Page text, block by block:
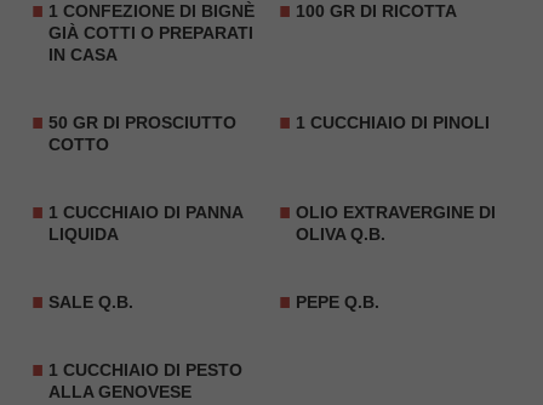
1 CONFEZIONE DI BIGNÈ
GIÀ COTTI O PREPARATI
IN CASA
100 GR DI RICOTTA
50 GR DI PROSCIUTTO
COTTO
1 CUCCHIAIO DI PINOLI
1 CUCCHIAIO DI PANNA
LIQUIDA
OLIO EXTRAVERGINE DI
OLIVA Q.B.
SALE Q.B. PEPE Q.B.
1 CUCCHIAIO DI PESTO
ALLA GENOVESE